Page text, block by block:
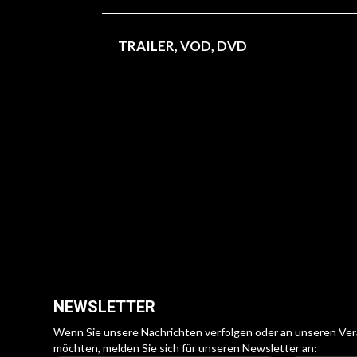
In diesem Interview erzählt Ehud
TRAILER, VOD, DVD
NEWSLETTER
Wenn Sie unsere Nachrichten verfolgen oder an unseren
möchten, melden Sie sich für unseren Newsletter an: